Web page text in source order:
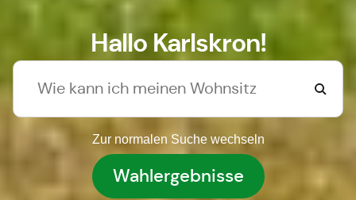
Hallo Karlskron!
Zur normalen Suche wechseln
Wahlergebnisse